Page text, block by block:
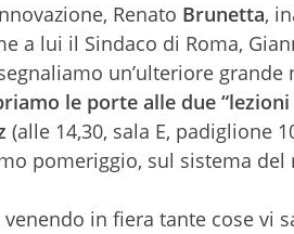
Renato Brunetta,
a lui il Sindaco di Roma,
un’ulteriore grande
le porte alle due
(alle 14,30, sala E, padiglione
pomeriggio, sul sistema del
in fiera tante cose vi